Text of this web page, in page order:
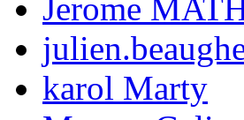
Jerome
karol Marty